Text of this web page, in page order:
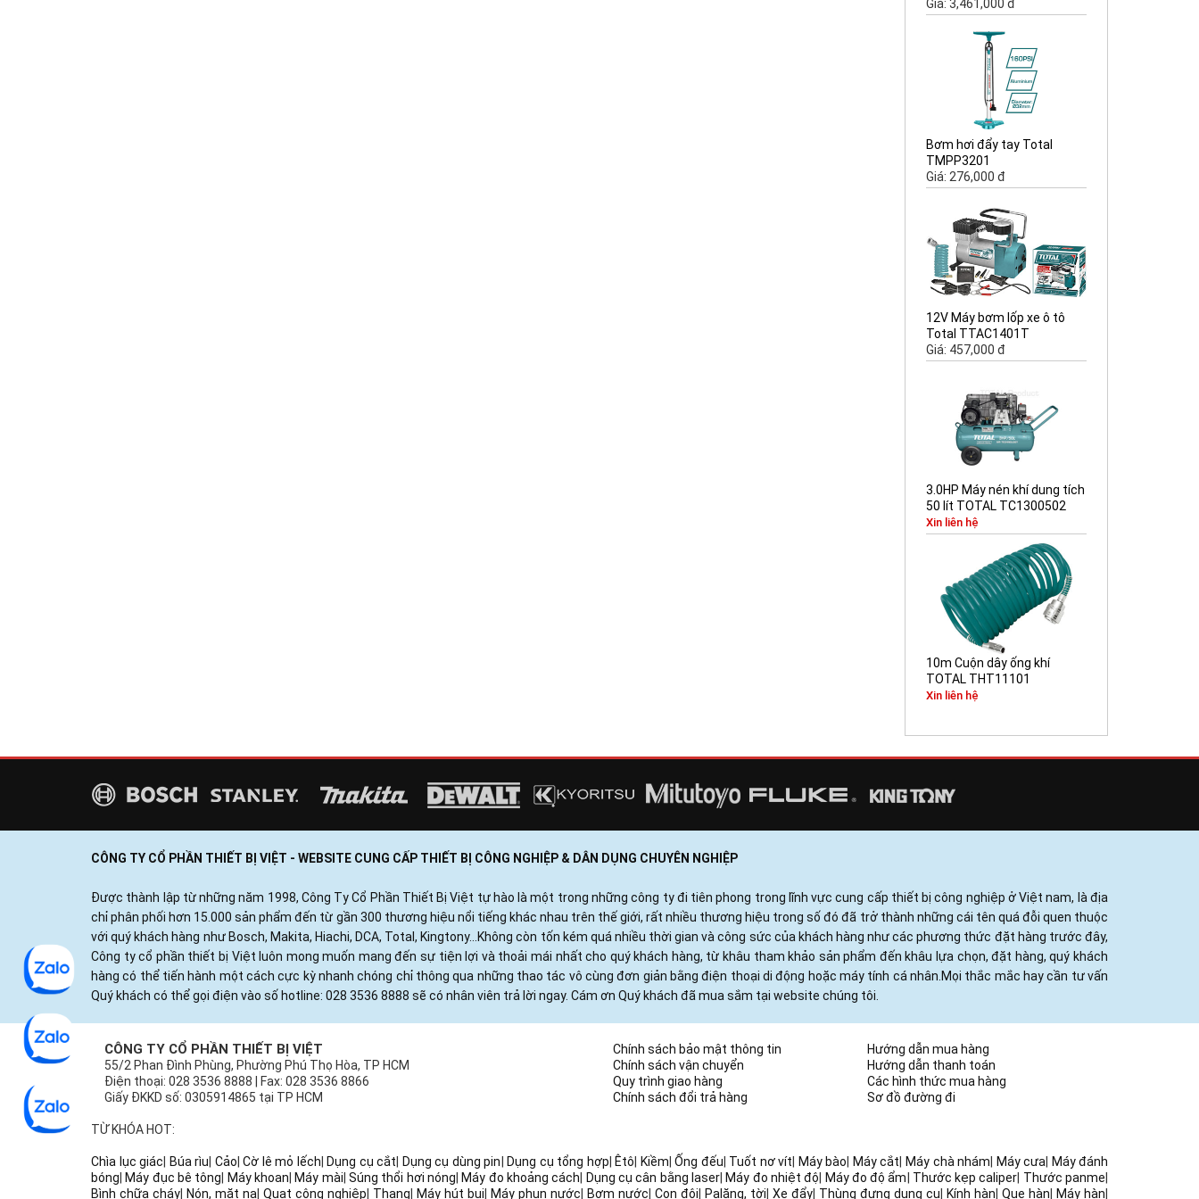
Giá: 3,461,000 đ
Bơm hơi đẩy tay Total
TMPP3201
Giá: 276,000 đ
12V Máy bơm lốp xe ô tô
Total TTAC1401T
Giá: 457,000 đ
3.0HP Máy nén khí dung tích
50 lít TOTAL TC1300502
Xin liên hệ
10m Cuộn dây ống khí
TOTAL THT11101
Xin liên hệ
CÔNG TY CỔ PHẦN THIẾT BỊ VIỆT - WEBSITE CUNG CẤP THIẾT BỊ CÔNG NGHIỆP & DÂN DỤNG CHUYÊN NGHIỆP
Được thành lập từ những năm 1998, Công Ty Cổ Phần Thiết Bị Việt tự hào là một trong những công ty đi tiên phong trong lĩnh vực cung cấp thiết bị công nghiệp ở Việt nam, là địa
chỉ phân phối hơn 15.000 sản phẩm đến từ gần 300 thương hiệu nổi tiếng khác nhau trên thế giới, rất nhiều thương hiệu trong số đó đã trở thành những cái tên quá đỗi quen thuộc
với quý khách hàng như Bosch, Makita, Hiachi, DCA, Total, Kingtony...Không còn tốn kém quá nhiều thời gian và công sức của khách hàng như các phương thức đặt hàng trước đây,
Công ty cổ phần thiết bị Việt luôn mong muốn mang đến sự tiện lợi và thoải mái nhất cho quý khách hàng, từ khâu tham khảo sản phẩm đến khâu lựa chọn, đặt hàng, quý khách
hàng có thể tiến hành một cách cực kỳ nhanh chóng chỉ thông qua những thao tác vô cùng đơn giản bằng điện thoại di động hoặc máy tính cá nhân.Mọi thắc mắc hay cần tư vấn
Quý khách có thể gọi điện vào số hotline: 028 3536 8888 sẽ có nhân viên trả lời ngay. Cám ơn Quý khách đã mua sắm tại website chúng tôi.
CÔNG TY CỔ PHẦN THIẾT BỊ VIỆT
55/2 Phan Đình Phùng, Phường Phú Thọ Hòa, TP HCM
Điện thoại: 028 3536 8888 | Fax: 028 3536 8866
Giấy ĐKKD số: 0305914865 tại TP HCM
Chính sách bảo mật thông tin
Chính sách vận chuyển
Quy trình giao hàng
Chính sách đổi trả hàng
Hướng dẫn mua hàng
Hướng dẫn thanh toán
Các hình thức mua hàng
Sơ đồ đường đi
TỪ KHÓA HOT:
Chìa lục giác| Búa rìu| Cảo|Cờ lê mỏ lếch|Dụng cụ cắt| Dụng cụ dùng pin|Dụng cụ tổng hợp|Êtô| Kiềm|Ống đếu| Tuốt nơ vít| Máy bào| Máy cắt| Máy chà nhám| Máy cưa| Máy đánh
bóng|Máy đục bê tông| Máy khoan|Máy mài| Súng thổi hơi nóng|Máy đo khoảng cách| Dụng cụ cân bằng laser|Máy đo nhiệt độ| Máy đo độ ẩm| Thước kẹp caliper| Thước panme|
Bình chữa cháy| Nón, mặt nạ| Quạt công nghiệp| Thang| Máy hút bụi| Máy phun nước| Bơm nước| Con đội| Palăng, tời| Xe đẩy| Thùng đựng dụng cụ| Kính hàn| Que hàn| Máy hàn|